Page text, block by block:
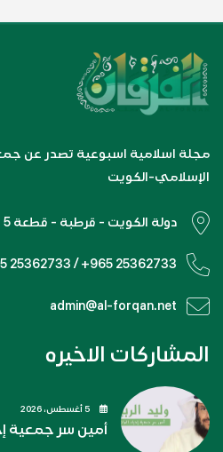
مجلة اسلامية اسبوعية تصدر عن
الإسلامي-الكويت
دولة الكويت - قرطبة - قطعة 5
25362733 / +965 25362733
admin@al-forqan.net
المشاركات الاخيره
أمين سر جمعية